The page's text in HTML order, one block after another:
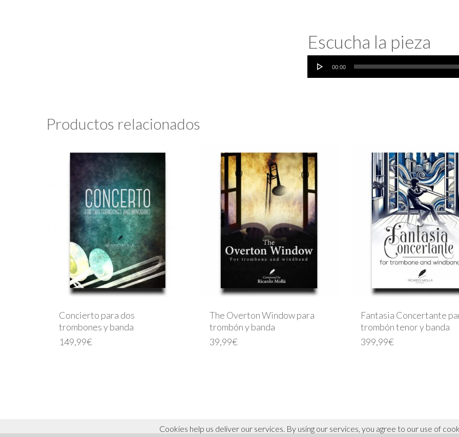
Escucha la pieza
Reproductor
de
00:00
Productos relacionados
Concierto para dos
trombones y banda
149,99€
The Overton Window para
trombón y banda
39,99€
Fantasia Concertante
trombón tenor y banda
399,99€
Cookies help us deliver our services. By using our services, you agree to our use of